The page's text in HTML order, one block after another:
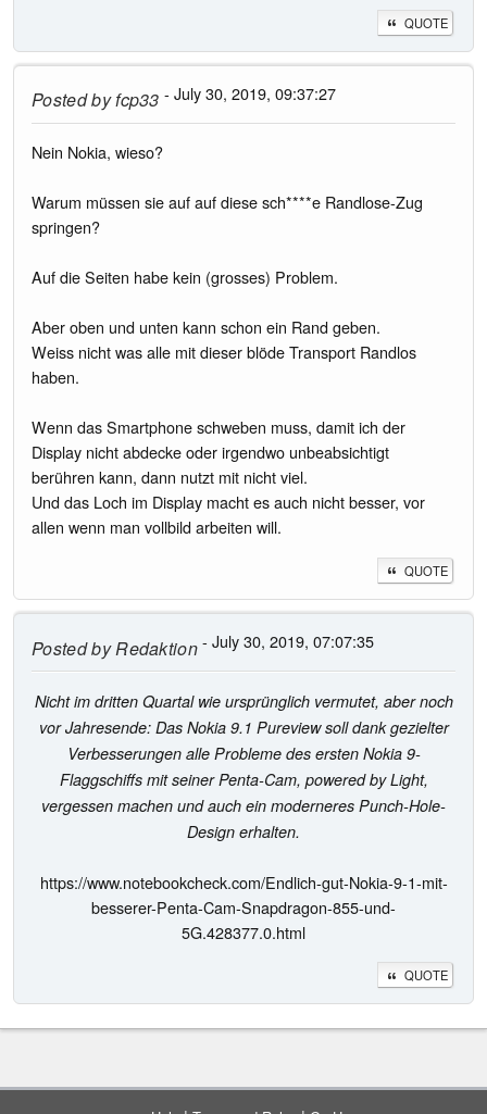
QUOTE
Posted byfcp33 - July 30, 2019, 09:37:27
Nein Nokia, wieso?
Warum müssen sie auf auf diese sch****e Randlose-Zug
springen?
Auf die Seiten habe kein (grosses) Problem.
Aber oben und unten kann schon ein Rand geben.
Weiss nicht was alle mit dieser blöde Transport Randlos
haben.
Wenn das Smartphone schweben muss, damit ich der
Display nicht abdecke oder irgendwo unbeabsichtigt
berühren kann, dann nutzt mit nicht viel.
Und das Loch im Display macht es auch nicht besser, vor
allen wenn man vollbild arbeiten will.
QUOTE
Posted byRedaktion- July 30, 2019, 07:07:35
Nicht im dritten Quartal wie ursprünglich vermutet, aber noch
vor Jahresende: Das Nokia 9.1 Pureview soll dank gezielter
Verbesserungen alle Probleme des ersten Nokia 9-
Flaggschiffs mit seiner Penta-Cam, powered by Light,
vergessen machen und auch ein moderneres Punch-Hole-
Design erhalten.
https://www.notebookcheck.com/Endlich-gut-Nokia-9-1-mit-
besserer-Penta-Cam-Snapdragon-855-und-
5G.428377.0.html
QUOTE